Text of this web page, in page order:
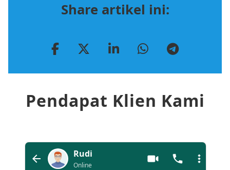
Share artikel ini:
Pendapat Klien Kami
Rudi
Online